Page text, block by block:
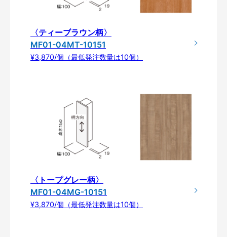
〈ティーブラウン柄〉
MF01-04MT-10151
¥3,870/個（最低発注数量は10個）
〈トープグレー柄〉
MF01-04MG-10151
¥3,870/個（最低発注数量は10個）